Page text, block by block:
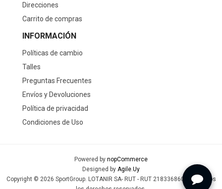
Direcciones
Carrito de compras
INFORMACIÓN
Políticas de cambio
Talles
Preguntas Frecuentes
Envíos y Devoluciones
Política de privacidad
Condiciones de Uso
Powered by nopCommerce
Designed by Agile.Uy
Copyright © 2026 SportGroup. LOTANIR SA- RUT - RUT 218336860019 - Todos